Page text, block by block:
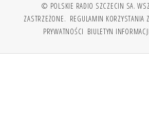
© POLSKIE RADIO SZCZECIN SA.
ZASTRZEŻONE. REGULAMIN KORZYSTANIA
PRYWATNOŚCI BIULETYN